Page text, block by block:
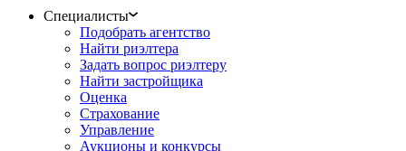
Специалисты
Подобрать агентство
Найти риэлтера
Задать вопрос риэлтеру
Найти застройщика
Оценка
Страхование
Управление
Аукционы и конкурсы